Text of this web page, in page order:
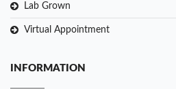
Lab Grown
Virtual Appointment
INFORMATION